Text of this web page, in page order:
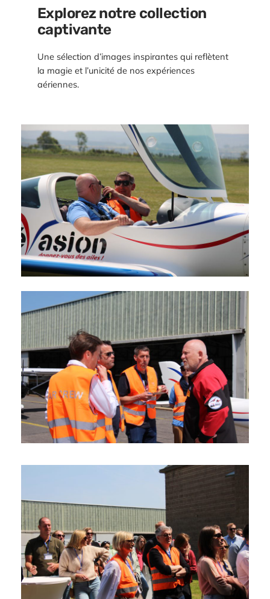
Explorez notre collection
captivante
Une sélection d’images inspirantes qui reflètent
la magie et l’unicité de nos expériences
aériennes.